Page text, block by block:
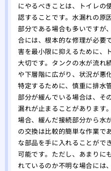
にやるべきことは、トイレの
認することです。水漏れの原
部分である場合も多いですが
合には、根本的な修理が必要
害を最小限に抑えるために、
大切です。タンクの水が流れ
や下層階に広がり、状況が悪
特定するために、慎重に排水
部分が緩んでいる場合は、そ
漏れが止まることがあります
場合、緩んだ接続部分から水
の交換は比較的簡単な作業で
な部品を手に入れることがで
可能です。ただし、あまりに
れているのか不明な場合には